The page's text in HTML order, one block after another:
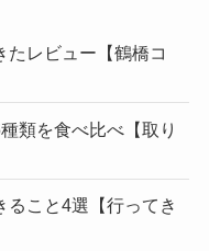
レビュー【鶴橋コ
類を食べ比べ【取り
ること4選【行ってき